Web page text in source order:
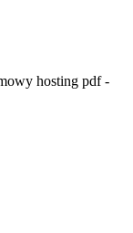
hosting pdf -